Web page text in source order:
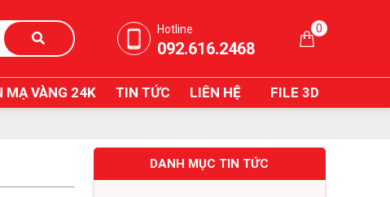
Hotline
092.616.2468
0
MẠ VÀNG 24K TIN TỨC LIÊN HỆ FILE 3D
DANH MỤC TIN TỨC